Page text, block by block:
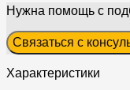
Нужна помощь с
Связаться с
Характеристики